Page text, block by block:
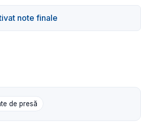
note finale
de presă